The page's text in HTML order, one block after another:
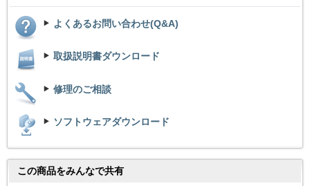
よくあるお問い合わせ(Q&A)
取扱説明書ダウンロード
修理のご相談
ソフトウェアダウンロード
この商品をみんなで共有